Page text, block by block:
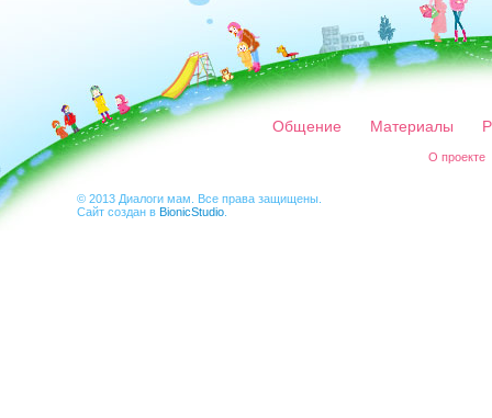
Общение Материалы
О проекте
© 2013 Диалоги мам. Все права защищены.
Сайт создан в BionicStudio